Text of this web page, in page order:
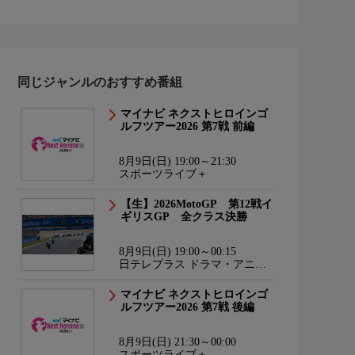
同じジャンルのおすすめ番組
マイナビ ネクストヒロインゴ
ルフツアー2026 第7戦 前編
8月9日(日) 19:00～21:30
スポーツライブ＋
【生】2026MotoGP 第12戦イ
ギリスGP 全クラス決勝
8月9日(日) 19:00～00:15
日テレプラス ドラマ・アニ
マイナビ ネクストヒロインゴ
ルフツアー2026 第7戦 後編
8月9日(日) 21:30～00:00